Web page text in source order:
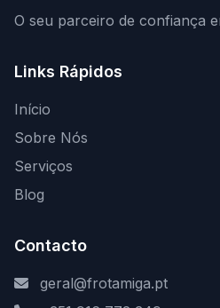
O seu parceiro de confiança
Links Rápidos
Início
Sobre Nós
Serviços
Blog
Contacto
geral@frotamiga.pt